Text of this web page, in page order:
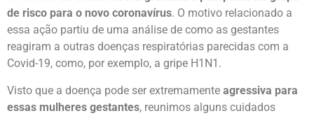
de risco para o novo coronavírus. O motivo relacionado a
essa ação partiu de uma análise de como as gestantes
reagiram a outras doenças respiratórias parecidas com a
Covid-19, como, por exemplo, a gripe H1N1.
Visto que a doença pode ser extremamente agressiva para
essas mulheres gestantes, reunimos alguns cuidados